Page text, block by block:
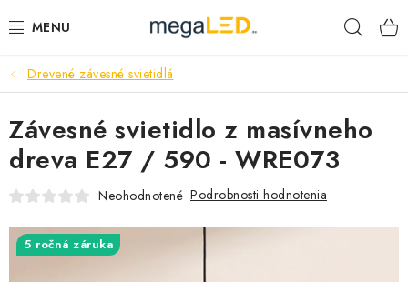
na
PRIEMYSEL
SVIETIDLÁ
ŽIAROVKY A TRUBICE
Drevené závesné svietidlá
Závesné svietidlo z masívneho
dreva E27 / 590 - WRE073
Neohodnotené Podrobnosti hodnotenia
5 ročná záruka